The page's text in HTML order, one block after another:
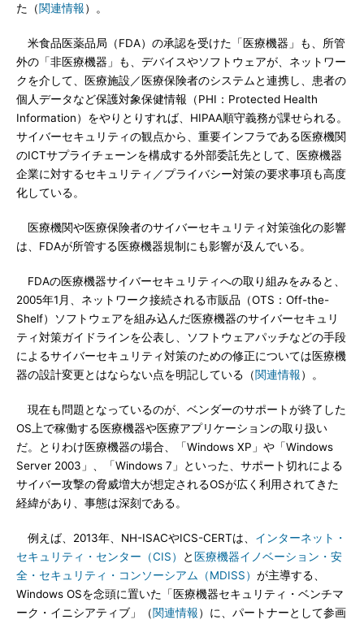
た（関連情報）。
米食品医薬品局（FDA）の承認を受けた「医療機器」も、所管
外の「非医療機器」も、デバイスやソフトウェアが、ネットワー
クを介して、医療施設／医療保険者のシステムと連携し、患者の
個人データなど保護対象保健情報（PHI：Protected Health
Information）をやりとりすれば、HIPAA順守義務が課せられる。
サイバーセキュリティの観点から、重要インフラである医療機関
のICTサプライチェーンを構成する外部委託先として、医療機器
企業に対するセキュリティ／プライバシー対策の要求事項も高度
化している。
医療機関や医療保険者のサイバーセキュリティ対策強化の影響
は、FDAが所管する医療機器規制にも影響が及んでいる。
FDAの医療機器サイバーセキュリティへの取り組みをみると、
2005年1月、ネットワーク接続される市販品（OTS：Off-the-
Shelf）ソフトウェアを組み込んだ医療機器のサイバーセキュリ
ティ対策ガイドラインを公表し、ソフトウェアパッチなどの手段
によるサイバーセキュリティ対策のための修正については医療機
器の設計変更とはならない点を明記している（関連情報）。
現在も問題となっているのが、ベンダーのサポートが終了した
OS上で稼働する医療機器や医療アプリケーションの取り扱い
だ。とりわけ医療機器の場合、「Windows XP」や「Windows
Server 2003」、「Windows 7」といった、サポート切れによる
サイバー攻撃の脅威増大が想定されるOSが広く利用されてきた
経緯があり、事態は深刻である。
例えば、2013年、NH-ISACやICS-CERTは、 インターネット・
セキュリティ・センター（CIS）
と 医療機器イノベーション・安
全・セキュリティ・コンソーシアム（MDISS） が主導する、
Windows OSを念頭に置いた「医療機器セキュリティ・ベンチマ
ーク・イニシアティブ」（関連情報）に、パートナーとして参画